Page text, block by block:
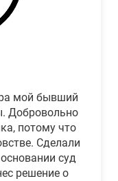
мой бывший
Добровольно
потому что
Сделали
суд
решение о